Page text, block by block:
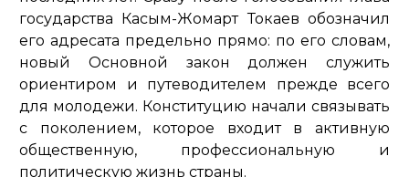
государства Касым-Жомарт Токаев обозначил
его адресата предельно прямо: по его словам,
новый Основной закон должен служить
ориентиром и путеводителем прежде всего
для молодежи. Конституцию начали связывать
с поколением, которое входит в активную
общественную, профессиональную и
политическую жизнь страны.